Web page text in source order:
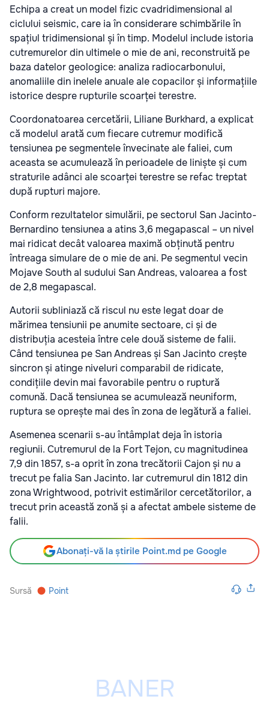
Echipa a creat un model fizic cvadridimensional al
ciclului seismic, care ia în considerare schimbările în
spațiul tridimensional și în timp. Modelul include istoria
cutremurelor din ultimele o mie de ani, reconstruită pe
baza datelor geologice: analiza radiocarbonului,
anomaliile din inelele anuale ale copacilor și informațiile
istorice despre rupturile scoarței terestre.
Coordonatoarea cercetării, Liliane Burkhard, a explicat
că modelul arată cum fiecare cutremur modifică
tensiunea pe segmentele învecinate ale faliei, cum
aceasta se acumulează în perioadele de liniște și cum
straturile adânci ale scoarței terestre se refac treptat
după rupturi majore.
Conform rezultatelor simulării, pe sectorul San Jacinto-
Bernardino tensiunea a atins 3,6 megapascal – un nivel
mai ridicat decât valoarea maximă obținută pentru
întreaga simulare de o mie de ani. Pe segmentul vecin
Mojave South al sudului San Andreas, valoarea a fost
de 2,8 megapascal.
Autorii subliniază că riscul nu este legat doar de
mărimea tensiunii pe anumite sectoare, ci și de
distribuția acesteia între cele două sisteme de falii.
Când tensiunea pe San Andreas și San Jacinto crește
sincron și atinge niveluri comparabil de ridicate,
condițiile devin mai favorabile pentru o ruptură
comună. Dacă tensiunea se acumulează neuniform,
ruptura se oprește mai des în zona de legătură a faliei.
Asemenea scenarii s-au întâmplat deja în istoria
regiunii. Cutremurul de la Fort Tejon, cu magnitudinea
7,9 din 1857, s-a oprit în zona trecătorii Cajon și nu a
trecut pe falia San Jacinto. Iar cutremurul din 1812 din
zona Wrightwood, potrivit estimărilor cercetătorilor, a
trecut prin această zonă și a afectat ambele sisteme de
falii.
Abonați-vă la știrile Point.md pe Google
Sursă Point